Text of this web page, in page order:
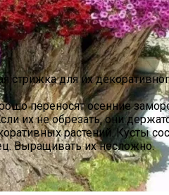
для их
переносят осенние
их не обрезать, они
растений. Кусты
Выращивать их несложно.